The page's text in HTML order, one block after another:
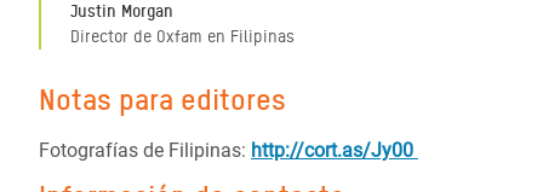
Justin Morgan
Director de Oxfam en Filipinas
Notas para editores
Fotografías de Filipinas: http://cort.as/Jy00